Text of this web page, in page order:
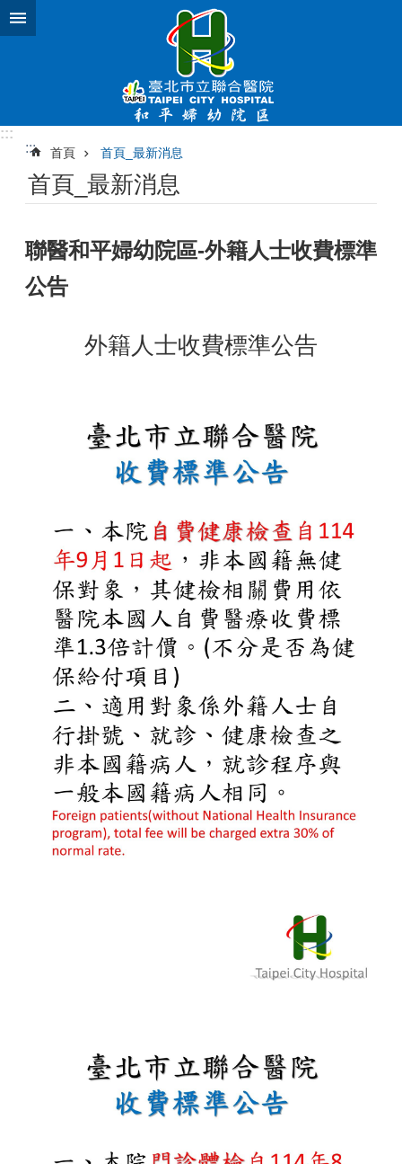
跳到主要內容區塊
:::
:::
首頁 首頁_最新消息
首頁_最新消息
聯醫和平婦幼院區-外籍人士收費標準
公告
外籍人士收費標準公告